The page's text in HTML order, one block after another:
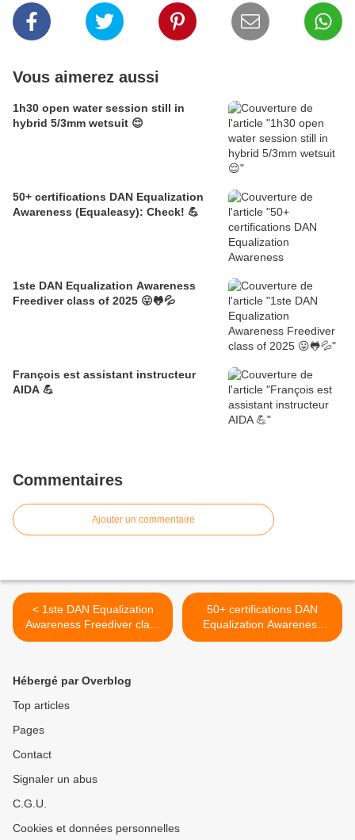
Vous aimerez aussi
1h30 open water session still in
hybrid 5/3mm wetsuit 😌
50+ certifications DAN Equalization
Awareness (Equaleasy): Check! 💪
1ste DAN Equalization Awareness
Freediver class of 2025 😛🐸💦
François est assistant instructeur
AIDA 💪
Commentaires
Ajouter un commentaire
< 1ste DAN Equalization
Awareness Freediver class
of 2025 😛🐸💦
50+ certifications DAN
Equalization Awareness
(Equaleasy): Check! 💪 >
Hébergé par Overblog
Top articles
Pages
Contact
Signaler un abus
C.G.U.
Cookies et données personnelles